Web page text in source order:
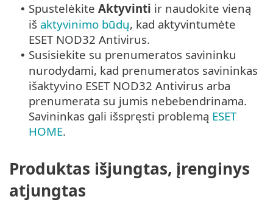
• Spustelėkite Aktyvinti ir naudokite vieną
iš aktyvinimo būdų, kad aktyvintumėte
ESET NOD32 Antivirus.
• Susisiekite su prenumeratos savininku
nurodydami, kad prenumeratos savininkas
išaktyvino ESET NOD32 Antivirus arba
prenumerata su jumis nebebendrinama.
Savininkas gali išspręsti problemą ESET
HOME.
Produktas išjungtas, įrenginys
atjungtas